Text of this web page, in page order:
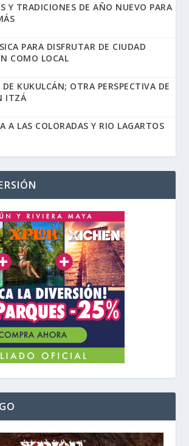
Y TRADICIONES DE AÑO NUEVO PARA
PARA DISFRUTAR DE CIUDAD
COMO LOCAL
DE KUKULCÁN; OTRA PERSPECTIVA DE
ITZÁ
A LAS COLORADAS Y RIO LAGARTOS